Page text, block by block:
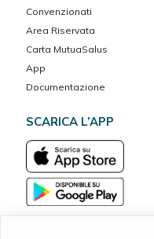
Convenzionati
Area Riservata
Carta MutuaSalus
App
Documentazione
SCARICA L’APP